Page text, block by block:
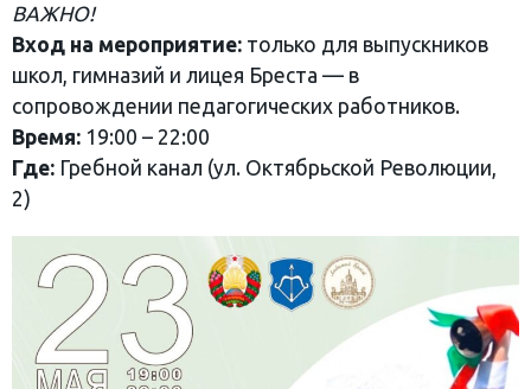
ВАЖНО!
Вход на мероприятие: только для выпускников
школ, гимназий и лицея Бреста — в
сопровождении педагогических работников.
Время: 19:00 – 22:00
Где: Гребной канал (ул. Октябрьской Революции,
2)